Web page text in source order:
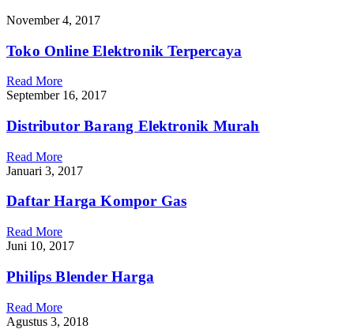
November 4, 2017
Toko Online Elektronik Terpercaya
Read More
September 16, 2017
Distributor Barang Elektronik Murah
Read More
Januari 3, 2017
Daftar Harga Kompor Gas
Read More
Juni 10, 2017
Philips Blender Harga
Read More
Agustus 3, 2018